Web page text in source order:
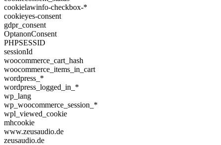
cookielawinfo-checkbox-*
cookieyes-consent
gdpr_consent
OptanonConsent
PHPSESSID
sessionId
woocommerce_cart_hash
woocommerce_items_in_cart
wordpress_*
wordpress_logged_in_*
wp_lang
wp_woocommerce_session_*
wpl_viewed_cookie
mhcookie
www.zeusaudio.de
zeusaudio.de